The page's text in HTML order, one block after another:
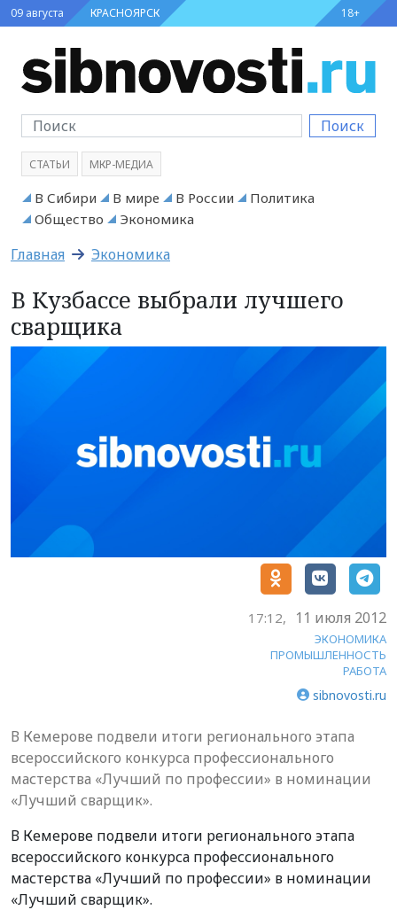
09 августа КРАСНОЯРСК 18+
Поиск
СТАТЬИ МКР-МЕДИА
В Сибири В мире В России
Политика
Общество
Экономика
Главная Экономика
В Кузбассе выбрали лучшего
сварщика
17:12, 11 июля 2012
ЭКОНОМИКА
ПРОМЫШЛЕННОСТЬ
РАБОТА
sibnovosti.ru
В Кемерове подвели итоги регионального этапа
всероссийского конкурса профессионального
мастерства «Лучший по профессии» в номинации
«Лучший сварщик».
В Кемерове подвели итоги регионального этапа
всероссийского конкурса профессионального
мастерства «Лучший по профессии» в номинации
«Лучший сварщик».